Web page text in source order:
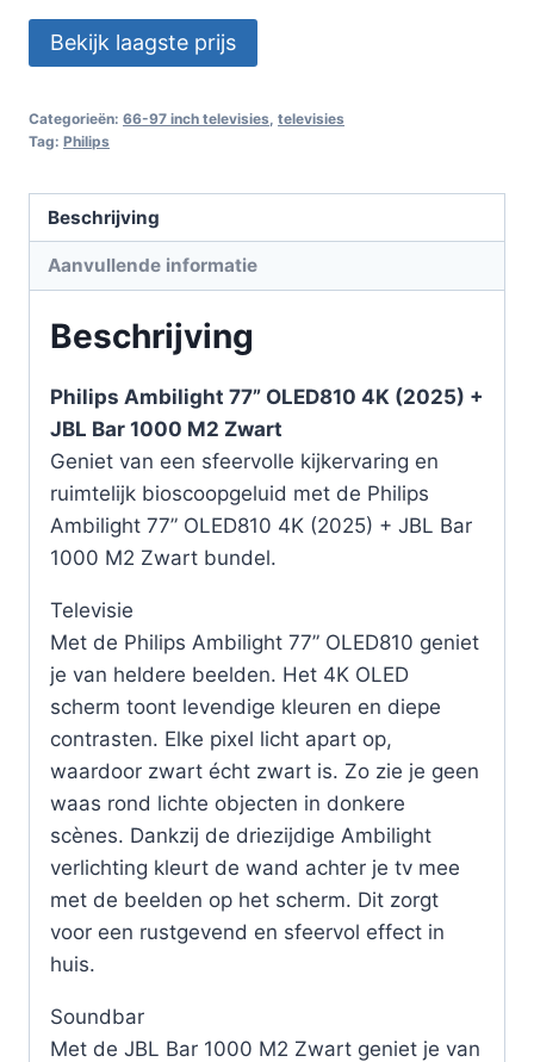
Bekijk laagste prijs
Categorieën: 66-97 inch televisies televisies
Tag: Philips
Beschrijving
Aanvullende informatie
Beschrijving
Philips Ambilight 77” OLED810 4K (2025) +
JBL Bar 1000 M2 Zwart
Geniet van een sfeervolle kijkervaring en
ruimtelijk bioscoopgeluid met de Philips
Ambilight 77” OLED810 4K (2025) + JBL Bar
1000 M2 Zwart bundel.
Televisie
Met de Philips Ambilight 77” OLED810 geniet
je van heldere beelden. Het 4K OLED
scherm toont levendige kleuren en diepe
contrasten. Elke pixel licht apart op,
waardoor zwart écht zwart is. Zo zie je geen
waas rond lichte objecten in donkere
scènes. Dankzij de driezijdige Ambilight
verlichting kleurt de wand achter je tv mee
met de beelden op het scherm. Dit zorgt
voor een rustgevend en sfeervol effect in
huis.
Soundbar
Met de JBL Bar 1000 M2 Zwart geniet je van